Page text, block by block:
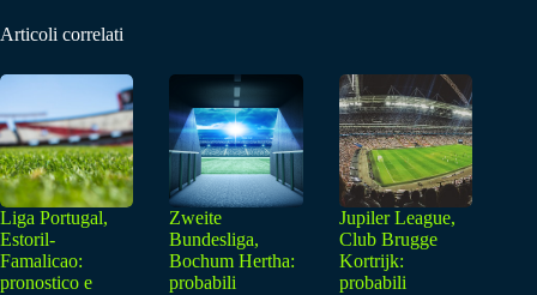
Articoli correlati
Liga Portugal,
Estoril-
Famalicao:
pronostico e
Zweite
Bundesliga,
Bochum Hertha:
probabili
Jupiler League,
Club Brugge
Kortrijk:
probabili